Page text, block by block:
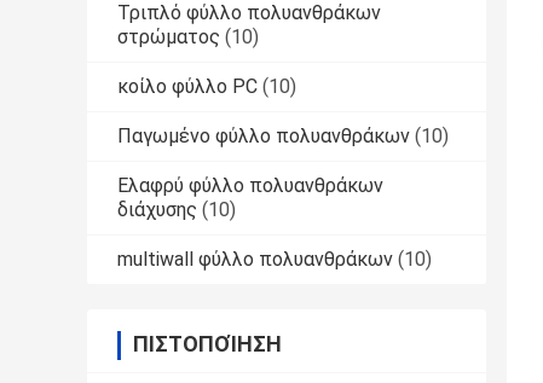
Τριπλό φύλλο πολυανθράκων
στρώματος (10)
κοίλο φύλλο PC (10)
Παγωμένο φύλλο πολυανθράκων (10)
Ελαφρύ φύλλο πολυανθράκων
διάχυσης (10)
multiwall φύλλο πολυανθράκων (10)
ΠΙΣΤΟΠΟΊΗΣΗ